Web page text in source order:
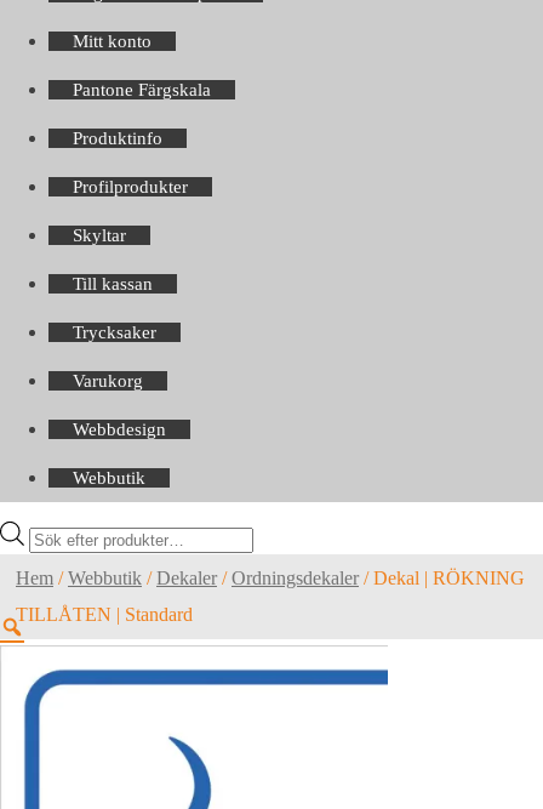
Mitt konto
Pantone Färgskala
Produktinfo
Profilprodukter
Skyltar
Till kassan
Trycksaker
Varukorg
Webbdesign
Webbutik
Products
Hem /Webbutik /Dekaler /Ordningsdekaler /Dekal | RÖKNING
TILLÅTEN | Standard